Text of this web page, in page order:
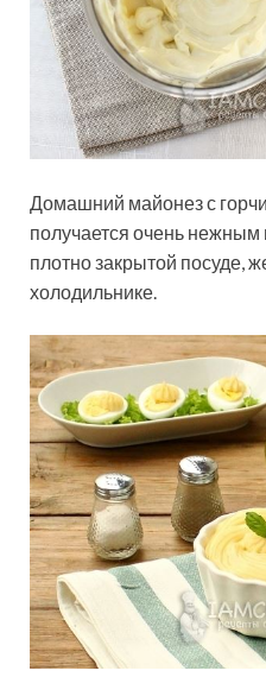
Домашний майонез с
получается очень нежным
плотно закрытой посуде,
холодильнике.